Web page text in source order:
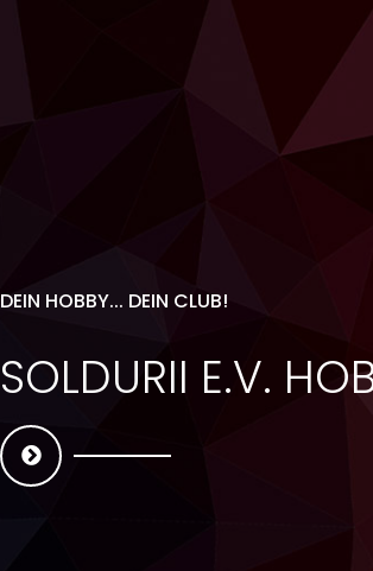
DEIN HOBBY... DEIN CLUB!
SOLDURII E.V.